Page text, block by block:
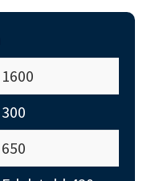
1600
300
650